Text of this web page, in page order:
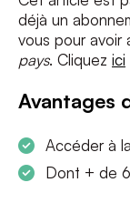
déjà un
vous pour avoir
pays. Cliquez ici
Avantages
Accéder à
Dont + de